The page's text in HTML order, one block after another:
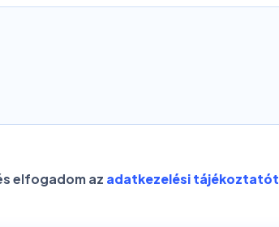
elfogadom az adatkezelési tájékoztatót